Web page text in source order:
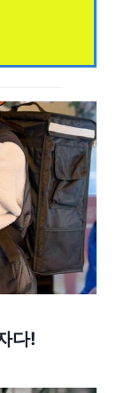
다!